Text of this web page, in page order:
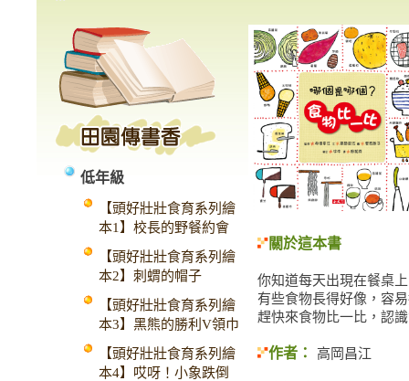
低年級
【頭好壯壯食育系列繪
本1】校長的野餐約會
【頭好壯壯食育系列繪
本2】刺蝟的帽子
【頭好壯壯食育系列繪
本3】黑熊的勝利V領巾
【頭好壯壯食育系列繪
本4】哎呀！小象跌倒
關於這本書
你知道每天出現在餐桌
有些食物長得好像，容
趕快來食物比一比，認
作者： 高岡昌江